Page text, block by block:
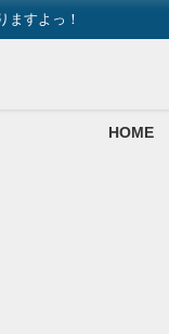
ますよっ！
HOME